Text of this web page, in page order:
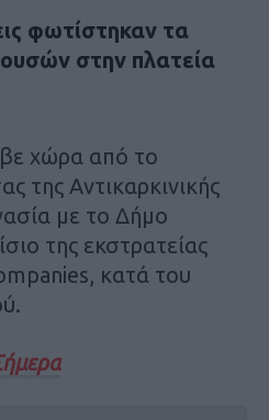
φωτίστηκαν τα
στην πλατεία
χώρα από το
της Αντικαρκινικής
με το Δήμο
της εκστρατείας
κατά του